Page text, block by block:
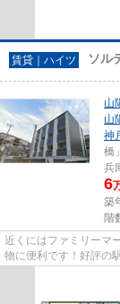
賃貸｜ハイツ ソル
山
山
神
橋
兵
6
築
階
近くにはファミリーマ
物に便利です！好評の